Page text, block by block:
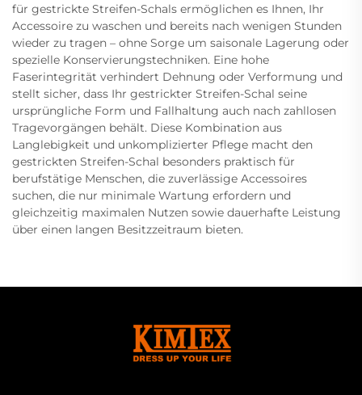
für gestrickte Streifen-Schals ermöglichen es Ihnen, Ihr
Accessoire zu waschen und bereits nach wenigen Stunden
wieder zu tragen – ohne Sorge um saisonale Lagerung oder
spezielle Konservierungstechniken. Eine hohe
Faserintegrität verhindert Dehnung oder Verformung und
stellt sicher, dass Ihr gestrickter Streifen-Schal seine
ursprüngliche Form und Fallhaltung auch nach zahllosen
Tragevorgängen behält. Diese Kombination aus
Langlebigkeit und unkomplizierter Pflege macht den
gestrickten Streifen-Schal besonders praktisch für
berufstätige Menschen, die zuverlässige Accessoires
suchen, die nur minimale Wartung erfordern und
gleichzeitig maximalen Nutzen sowie dauerhafte Leistung
über einen langen Besitzzeitraum bieten.